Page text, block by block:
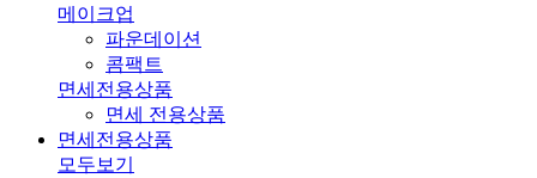
메이크업
파운데이션
콤팩트
면세전용상품
면세 전용상품
면세전용상품
모두보기